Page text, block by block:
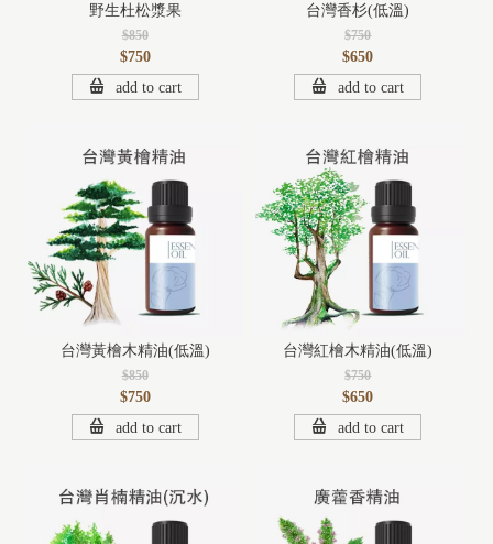
野生杜松漿果
$850
$750
add to cart
台灣香杉(低溫)
$750
$650
add to cart
台灣黃檜木精油(低溫)
$850
$750
add to cart
台灣紅檜木精油(低溫)
$750
$650
add to cart